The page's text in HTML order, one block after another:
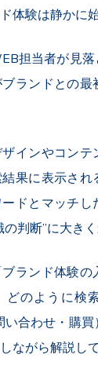
体験は静かに
担当者が見
ランドとの最
インやコンテ
果に表示され
ドとマッチし
判断”に大きく
ランド体験
どのように検
い合わせ・購
ながら解説し